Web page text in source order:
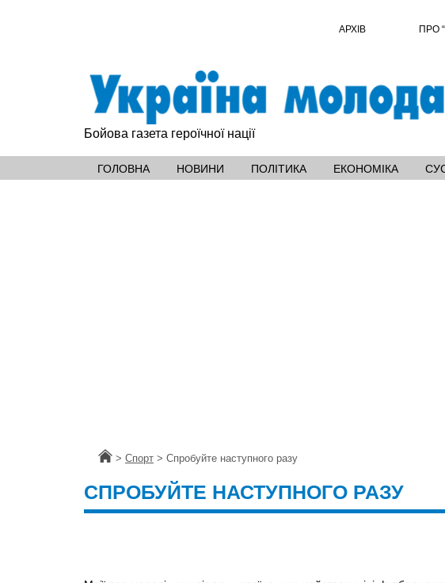
АРХІВ ПРО
Бойова газета героїчної нації
ГОЛОВНА НОВИНИ ПОЛІТИКА ЕКОНОМІКА
Головна
> Спорт > Спробуйте наступного разу
СПРОБУЙТЕ НАСТУПНОГО РАЗУ